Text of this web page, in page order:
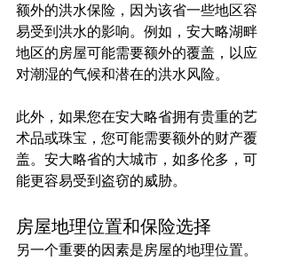
额外的洪水保险，因为该省一些地区容
易受到洪水的影响。例如，安大略湖畔
地区的房屋可能需要额外的覆盖，以应
对潮湿的气候和潜在的洪水风险。
此外，如果您在安大略省拥有贵重的艺
术品或珠宝，您可能需要额外的财产覆
盖。安大略省的大城市，如多伦多，可
能更容易受到盗窃的威胁。
房屋地理位置和保险选择
另一个重要的因素是房屋的地理位置。